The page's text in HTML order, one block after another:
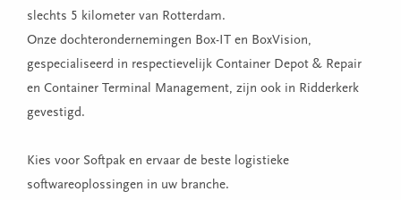
slechts 5 kilometer van Rotterdam.
Onze dochterondernemingen Box-IT en BoxVision,
gespecialiseerd in respectievelijk Container Depot & Repair
en Container Terminal Management, zijn ook in Ridderkerk
gevestigd.
Kies voor Softpak en ervaar de beste logistieke
softwareoplossingen in uw branche.